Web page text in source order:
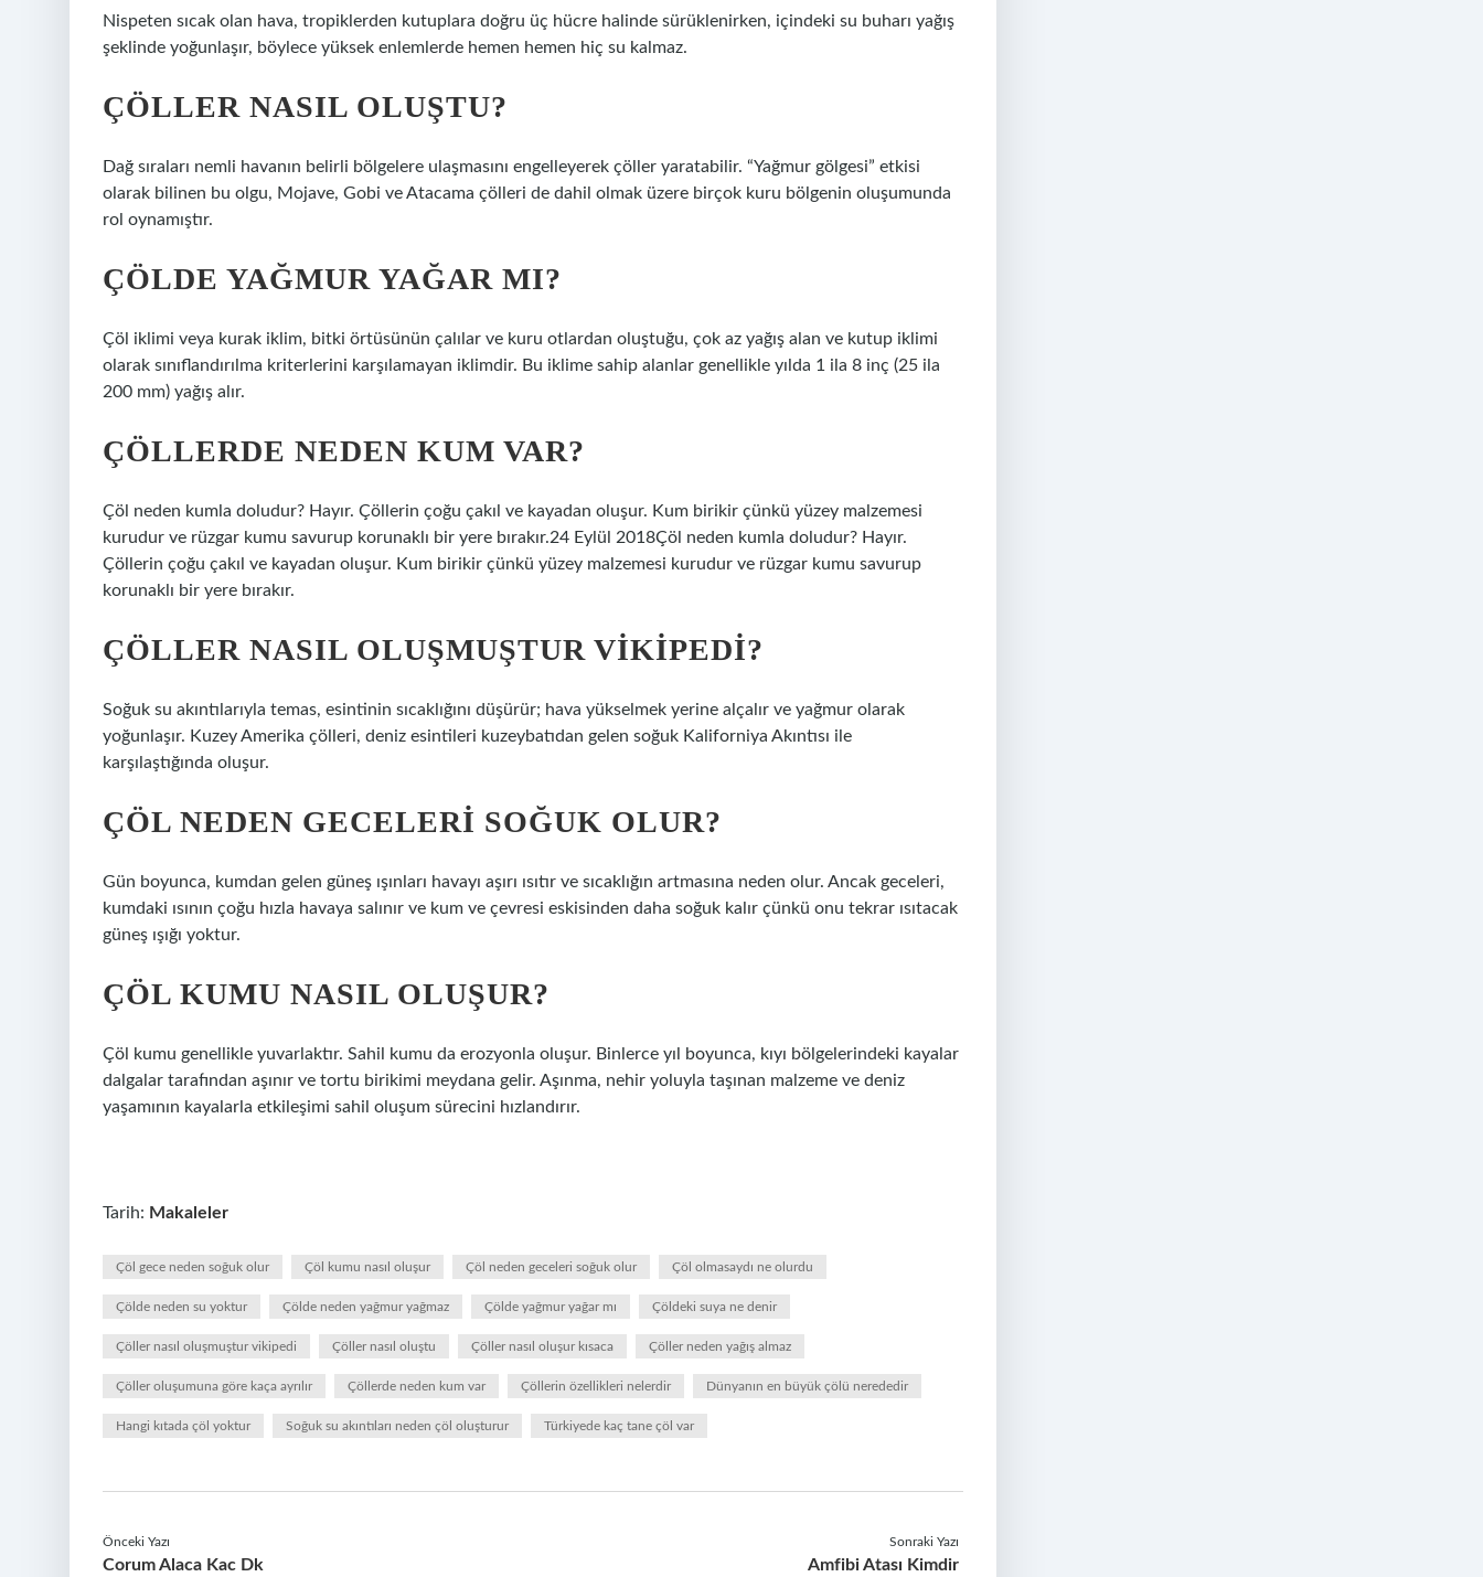
Nispeten sıcak olan hava, tropiklerden kutuplara doğru üç hücre halinde sürüklenirken, içindeki su buharı yağış
şeklinde yoğunlaşır, böylece yüksek enlemlerde hemen hemen hiç su kalmaz.
ÇÖLLER NASIL OLUŞTU?
Dağ sıraları nemli havanın belirli bölgelere ulaşmasını engelleyerek çöller yaratabilir. “Yağmur gölgesi” etkisi
olarak bilinen bu olgu, Mojave, Gobi ve Atacama çölleri de dahil olmak üzere birçok kuru bölgenin oluşumunda
rol oynamıştır.
ÇÖLDE YAĞMUR YAĞAR MI?
Çöl iklimi veya kurak iklim, bitki örtüsünün çalılar ve kuru otlardan oluştuğu, çok az yağış alan ve kutup iklimi
olarak sınıflandırılma kriterlerini karşılamayan iklimdir. Bu iklime sahip alanlar genellikle yılda 1 ila 8 inç (25 ila
200 mm) yağış alır.
ÇÖLLERDE NEDEN KUM VAR?
Çöl neden kumla doludur? Hayır. Çöllerin çoğu çakıl ve kayadan oluşur. Kum birikir çünkü yüzey malzemesi
kurudur ve rüzgar kumu savurup korunaklı bir yere bırakır.24 Eylül 2018Çöl neden kumla doludur? Hayır.
Çöllerin çoğu çakıl ve kayadan oluşur. Kum birikir çünkü yüzey malzemesi kurudur ve rüzgar kumu savurup
korunaklı bir yere bırakır.
ÇÖLLER NASIL OLUŞMUŞTUR VIKIPEDI?
Soğuk su akıntılarıyla temas, esintinin sıcaklığını düşürür; hava yükselmek yerine alçalır ve yağmur olarak
yoğunlaşır. Kuzey Amerika çölleri, deniz esintileri kuzeybatıdan gelen soğuk Kaliforniya Akıntısı ile
karşılaştığında oluşur.
ÇÖL NEDEN GECELERI SOĞUK OLUR?
Gün boyunca, kumdan gelen güneş ışınları havayı aşırı ısıtır ve sıcaklığın artmasına neden olur. Ancak geceleri,
kumdaki ısının çoğu hızla havaya salınır ve kum ve çevresi eskisinden daha soğuk kalır çünkü onu tekrar ısıtacak
güneş ışığı yoktur.
ÇÖL KUMU NASIL OLUŞUR?
Çöl kumu genellikle yuvarlaktır. Sahil kumu da erozyonla oluşur. Binlerce yıl boyunca, kıyı bölgelerindeki kayalar
dalgalar tarafından aşınır ve tortu birikimi meydana gelir. Aşınma, nehir yoluyla taşınan malzeme ve deniz
yaşamının kayalarla etkileşimi sahil oluşum sürecini hızlandırır.
Tarih: Makaleler
Çöl gece neden soğuk olur Çöl kumu nasıl oluşur Çöl neden geceleri soğuk olur Çöl olmasaydı ne olurdu
Çölde neden su yoktur Çölde neden yağmur yağmaz Çölde yağmur yağar mı Çöldeki suya ne denir
Çöller nasıl oluşmuştur vikipedi Çöller nasıl oluştu Çöller nasıl oluşur kısaca Çöller neden yağış almaz
Çöller oluşumuna göre kaça ayrılır Çöllerde neden kum var Çöllerin özellikleri nelerdir Dünyanın en büyük çölü nerededir
Hangi kıtada çöl yoktur Soğuk su akıntıları neden çöl oluşturur Türkiyede kaç tane çöl var
Önceki Yazı
Corum Alaca Kac Dk
Sonraki Yazı
Amfibi Atası Kimdir